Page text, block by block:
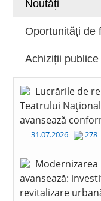
Noutăți
Oportunități de
Achiziții publice
Lucrările de
Teatrului
avansează
31.07.2026 278
avansează:
revitalizare